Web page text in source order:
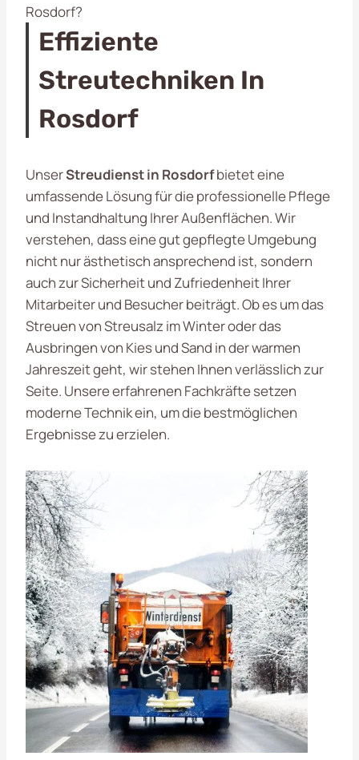
Rosdorf?
Effiziente
Streutechniken In
Rosdorf
UnserStreudienst in Rosdorfbietet eine
umfassende Lösung für die professionelle Pflege
und Instandhaltung Ihrer Außenflächen. Wir
verstehen, dass eine gut gepflegte Umgebung
nicht nur ästhetisch ansprechend ist, sondern
auch zur Sicherheit und Zufriedenheit Ihrer
Mitarbeiter und Besucher beiträgt. Ob es um das
Streuen von Streusalz im Winter oder das
Ausbringen von Kies und Sand in der warmen
Jahreszeit geht, wir stehen Ihnen verlässlich zur
Seite. Unsere erfahrenen Fachkräfte setzen
moderne Technik ein, um die bestmöglichen
Ergebnisse zu erzielen.